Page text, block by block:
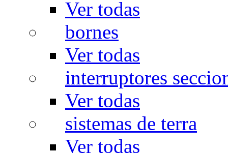
Ver todas
bornes
Ver todas
interruptores
Ver todas
sistemas de terra
Ver todas